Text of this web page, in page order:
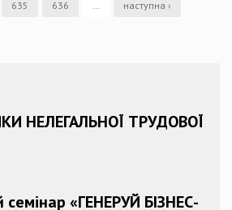
635 636 наступна ›
НЕЛЕГАЛЬНОЇ ТРУДОВОЇ
семінар «ГЕНЕРУЙ БІЗНЕС-